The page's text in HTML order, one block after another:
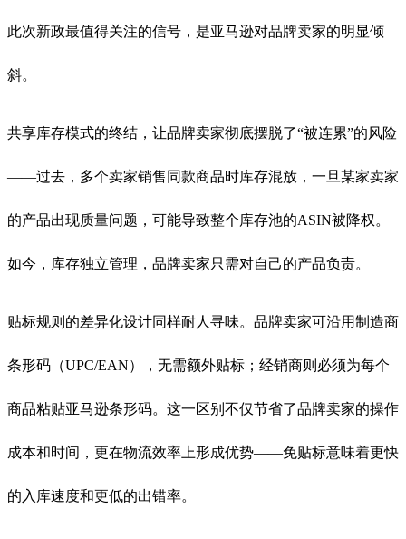
此次新政最值得关注的信号，是亚马逊对品牌卖家的明显倾
斜。
共享库存模式的终结，让品牌卖家彻底摆脱了“被连累”的风险
——过去，多个卖家销售同款商品时库存混放，一旦某家卖家
的产品出现质量问题，可能导致整个库存池的ASIN被降权。
如今，库存独立管理，品牌卖家只需对自己的产品负责。
贴标规则的差异化设计同样耐人寻味。品牌卖家可沿用制造商
条形码（UPC/EAN），无需额外贴标；经销商则必须为每个
商品粘贴亚马逊条形码。这一区别不仅节省了品牌卖家的操作
成本和时间，更在物流效率上形成优势——免贴标意味着更快
的入库速度和更低的出错率。